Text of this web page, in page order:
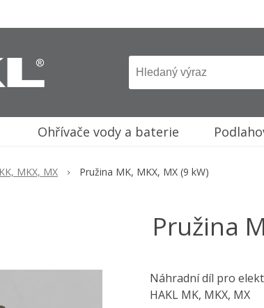
Ohřívače vody a baterie
MKX, MX Pružina MK, MKX, MX (9 kW)
Pružina
Náhradní díl pro
HAKL MK, MKX, MX